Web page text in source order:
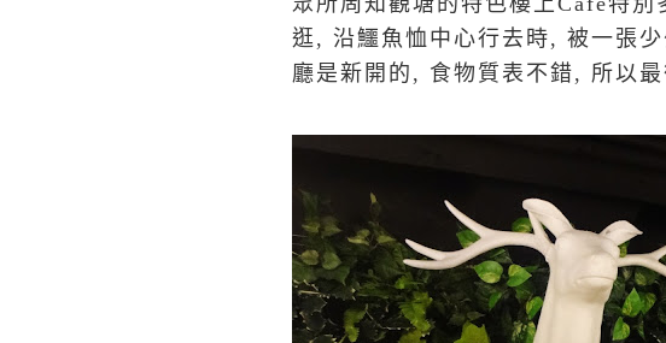
逛, 沿鱷魚恤中心行去時, 被一張
廳是新開的, 食物質表不錯, 所以最